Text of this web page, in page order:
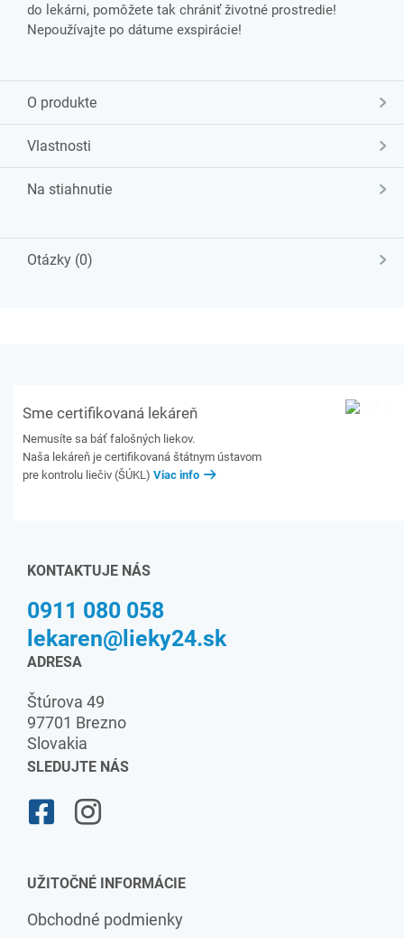
do lekárni, pomôžete tak chrániť životné prostredie!
Nepoužívajte po dátume exspirácie!
O produkte
Vlastnosti
Na stiahnutie
Otázky (0)
Sme certifikovaná lekáreň
Nemusíte sa báť falošných liekov.
Naša lekáreň je certifikovaná štátnym ústavom
pre kontrolu liečiv (ŠÚKL) Viac info
KONTAKTUJE NÁS
0911 080 058
lekaren@lieky24.sk
ADRESA
Štúrova 49
97701 Brezno
Slovakia
SLEDUJTE NÁS
UŽITOČNÉ INFORMÁCIE
Obchodné podmienky